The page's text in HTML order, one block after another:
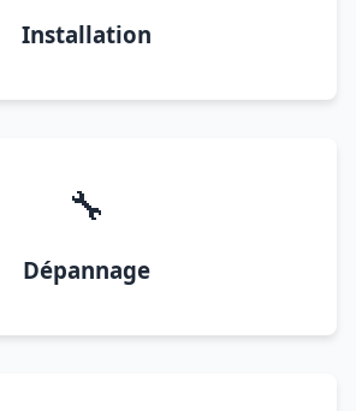
Installation
🔧
Dépannage